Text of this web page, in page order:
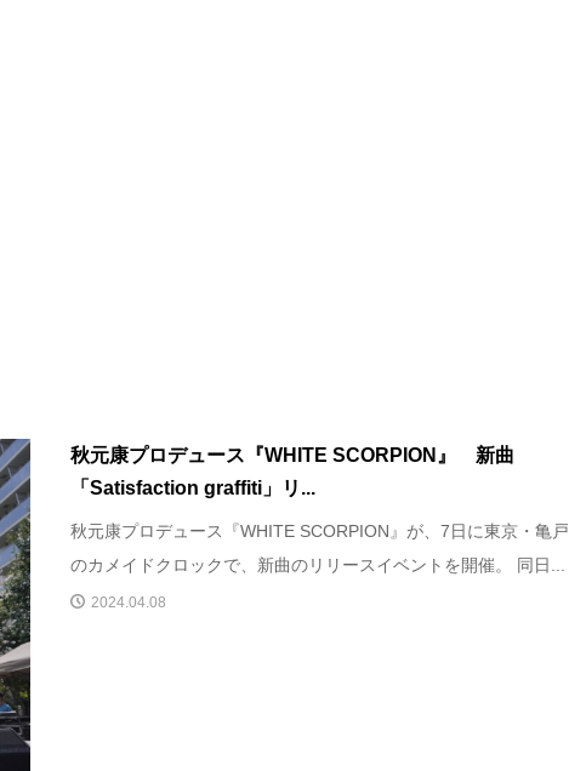
秋元康プロデュース『WHITE SCORPION』 新曲
「Satisfaction graffiti」リ...
秋元康プロデュース『WHITE SCORPION』が、7日に東京・亀戸
のカメイドクロックで、新曲のリリースイベントを開催。 同日...
2024.04.08